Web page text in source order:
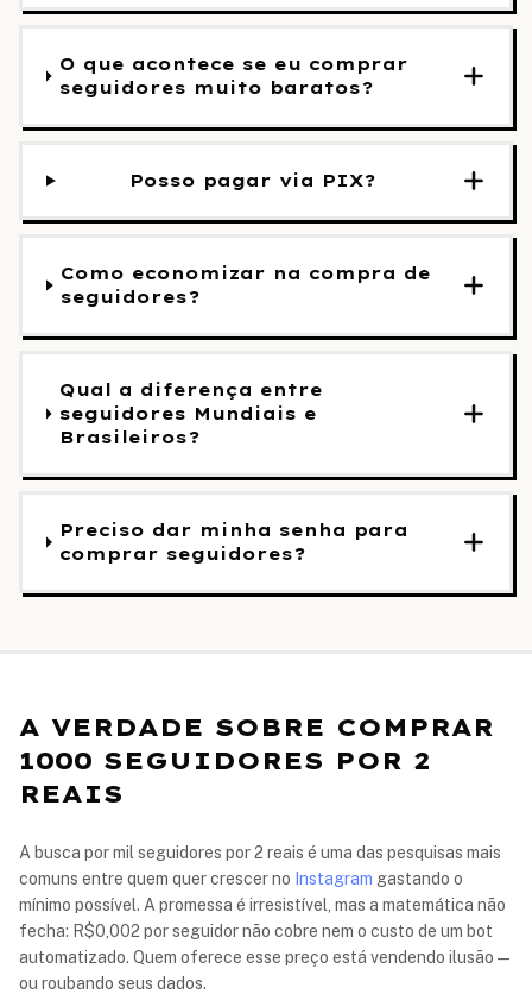
O que acontece se eu comprar
seguidores muito baratos?
Posso pagar via PIX?
Como economizar na compra de
seguidores?
Qual a diferença entre
seguidores Mundiais e
Brasileiros?
Preciso dar minha senha para
comprar seguidores?
A VERDADE SOBRE COMPRAR
1000 SEGUIDORES POR 2
REAIS
A busca por mil seguidores por 2 reais é uma das pesquisas mais
comuns entre quem quer crescer no Instagram gastando o
mínimo possível. A promessa é irresistível, mas a matemática não
fecha: R$0,002 por seguidor não cobre nem o custo de um bot
automatizado. Quem oferece esse preço está vendendo ilusão —
ou roubando seus dados.